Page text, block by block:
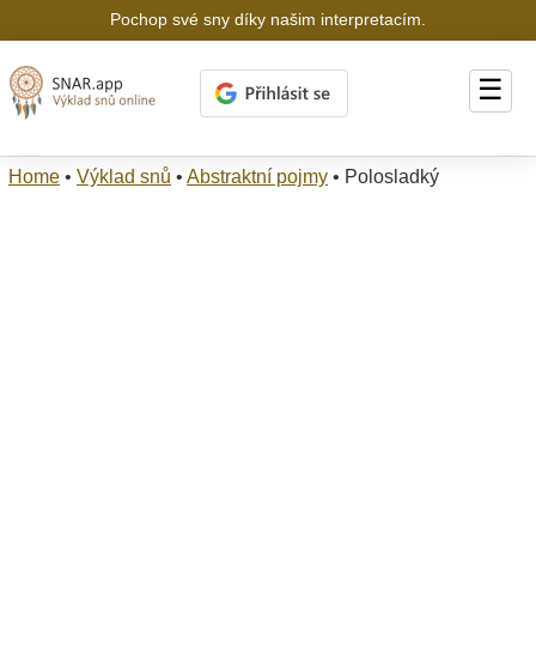
Pochop své sny díky našim interpretacím.
☰
Home • Výklad snů • Abstraktní pojmy • Polosladký